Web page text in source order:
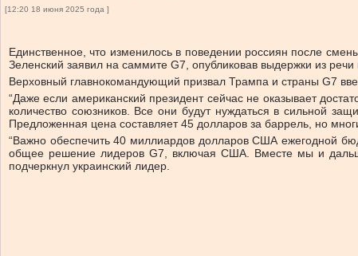
[12:20 18 июня 2025 года ]
Единственное, что изменилось в поведении россиян после
Зеленский заявил на саммите G7, опубликовав выдержки из речи
Верховный главнокомандующий призвал Трампа и страны G7
“Даже если американский президент сейчас не оказывает
количество союзников. Все они будут нуждаться в сильной
Предложенная цена составляет 45 долларов за баррель, но
“Важно обеспечить 40 миллиардов долларов США ежегодной
общее решение лидеров G7, включая США. Вместе мы и
подчеркнул украинский лидер.